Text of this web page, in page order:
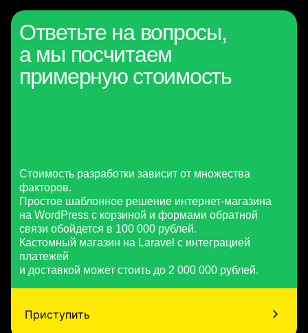
Ответьте на вопросы,
а мы посчитаем
примерную стоимость
Стоимость разработки зависит от множества
факторов.
Простое шаблонное решение интернет-магазина
на WordPress с корзиной и формами обратной
связи обойдется в 100 000 рублей.
Кастомный магазин на Laravel с интеграцией
платежей
и доставкой может стоить до 2 000 000 рублей.
Приступить